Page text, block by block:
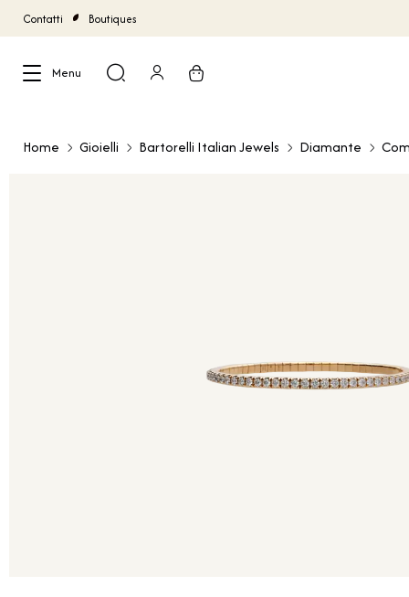
Contatti Boutiques
Menu
Home Gioielli Bartorelli Italian Jewels Diamante